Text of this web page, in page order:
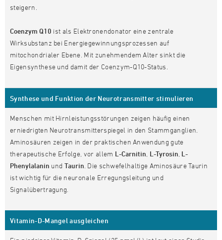
steigern.
Coenzym Q10 ist als Elektronendonator eine zentrale
Wirksubstanz bei Energiegewinnungsprozessen auf
mitochondrialer Ebene. Mit zunehmendem Alter sinkt die
Eigensynthese und damit der Coenzym-Q10-Status.
Synthese und Funktion der Neurotransmitter stimulieren
Menschen mit Hirnleistungsstörungen zeigen häufig einen
erniedrigten Neurotransmitterspiegel in den Stammganglien.
Aminosäuren zeigen in der praktischen Anwendung gute
therapeutische Erfolge, vor allem L-Carnitin L-Tyrosin L-
Phenylalanin und Taurin . Die schwefelhaltige Aminosäure Taurin
ist wichtig für die neuronale Erregungsleitung und
Signalübertragung.
Vitamin-D-Mangel ausgleichen